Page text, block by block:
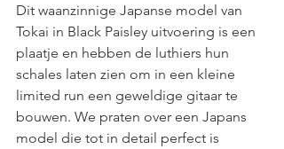
Dit waanzinnige Japanse model van
Tokai in Black Paisley uitvoering is een
plaatje en hebben de luthiers hun
schales laten zien om in een kleine
limited run een geweldige gitaar te
bouwen. We praten over een Japans
model die tot in detail perfect is